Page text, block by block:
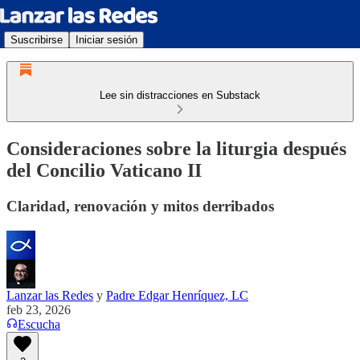
Suscribirse Iniciar sesión
Lee sin distracciones en Substack
Consideraciones sobre la liturgia después
del Concilio Vaticano II
Claridad, renovación y mitos derribados
Lanzar las Redes y Padre Edgar Henríquez, LC
feb 23, 2026
Escucha